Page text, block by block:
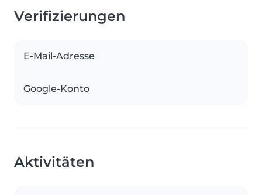
Verifizierungen
E-Mail-Adresse
Google-Konto
Aktivitäten